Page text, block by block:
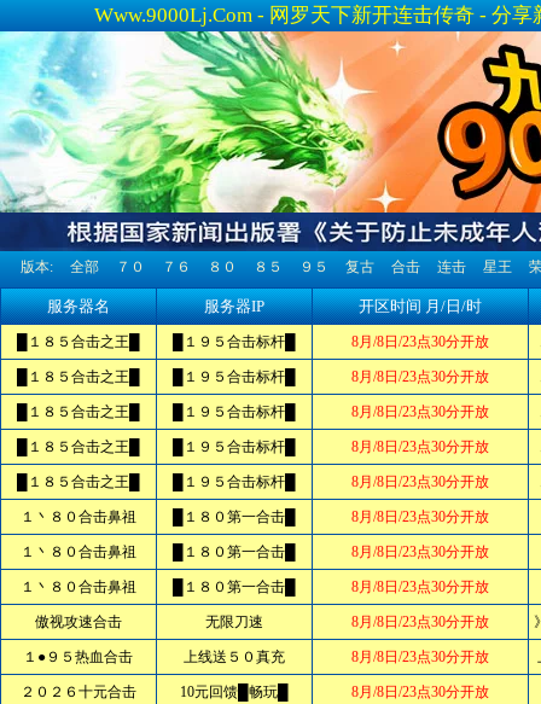
Www.9000Lj.Com - 网罗天下新开连击传奇 - 分
版本: 全部 ７０ ７６ ８０ ８５ ９５ 复古 合击 连击 星王
更多>>服务器名 服务器IP 开区时间 月/日/时
█１８５合击之王█ █１９５合击标杆█ 8月/8日/23点30分开放
█１８５合击之王█ █１９５合击标杆█ 8月/8日/23点30分开放
█１８５合击之王█ █１９５合击标杆█ 8月/8日/23点30分开放
█１８５合击之王█ █１９５合击标杆█ 8月/8日/23点30分开放
█１８５合击之王█ █１９５合击标杆█ 8月/8日/23点30分开放
１丶８０合击鼻祖 █１８０第一合击█ 8月/8日/23点30分开放
１丶８０合击鼻祖 █１８０第一合击█ 8月/8日/23点30分开放
１丶８０合击鼻祖 █１８０第一合击█ 8月/8日/23点30分开放
傲视攻速合击 无限刀速 8月/8日/23点30分开放
１●９５热血合击 上线送５０真充 8月/8日/23点30分开放
２０２６十元合击 10元回馈█畅玩█ 8月/8日/23点30分开放